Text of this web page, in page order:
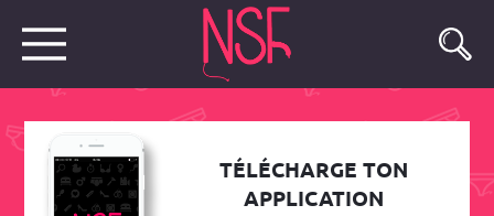
TÉLÉCHARGE TON
APPLICATION